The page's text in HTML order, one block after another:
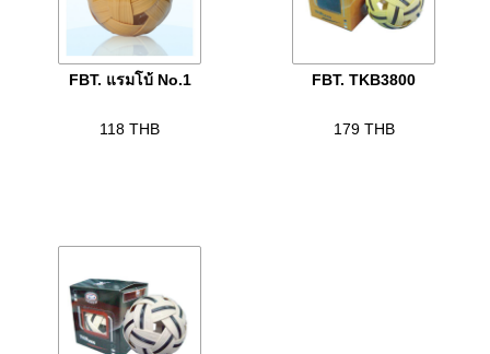
FBT. แรมโบ้ No.1
118 THB
FBT. TKB3800
179 THB